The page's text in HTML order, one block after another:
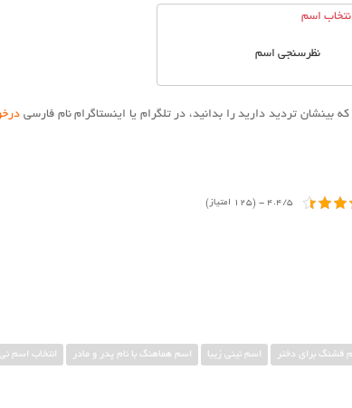
نظرسنجی اسم
بینشان تردید دارید را بدانید، در تلگرام یا اینستاگرام نام فارسی
4.4/5 - (125 امتیاز)
قشنگ برای دختر اسم نینی زیبا اسم هماهنگ با نام پدر و مادر انتخاب اسم